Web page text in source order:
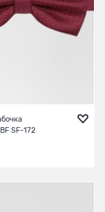
SF-172